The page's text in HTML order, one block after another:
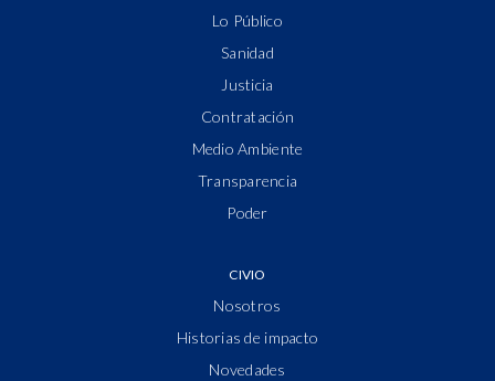
Lo Público
Sanidad
Justicia
Contratación
Medio Ambiente
Transparencia
Poder
CIVIO
Nosotros
Historias de impacto
Novedades